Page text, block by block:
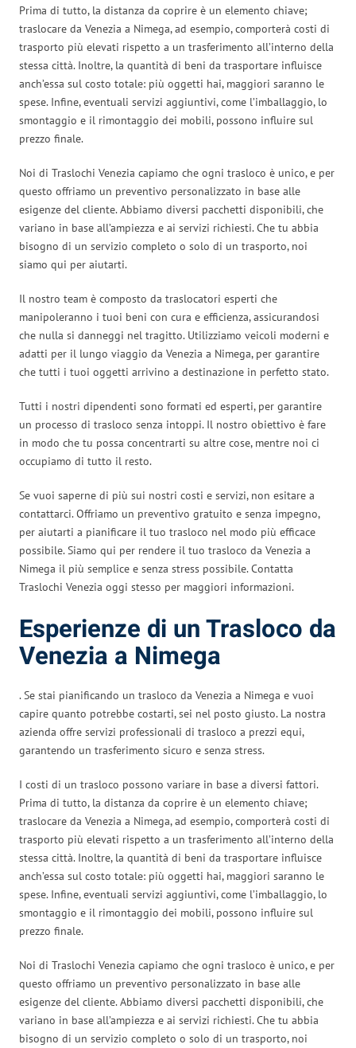
Prima di tutto, la distanza da coprire è un elemento chiave;
traslocare da Venezia a Nimega, ad esempio, comporterà costi di
trasporto più elevati rispetto a un trasferimento all’interno della
stessa città. Inoltre, la quantità di beni da trasportare influisce
anch’essa sul costo totale: più oggetti hai, maggiori saranno le
spese. Infine, eventuali servizi aggiuntivi, come l’imballaggio, lo
smontaggio e il rimontaggio dei mobili, possono influire sul
prezzo finale.
Noi di Traslochi Venezia capiamo che ogni trasloco è unico, e per
questo offriamo un preventivo personalizzato in base alle
esigenze del cliente. Abbiamo diversi pacchetti disponibili, che
variano in base all’ampiezza e ai servizi richiesti. Che tu abbia
bisogno di un servizio completo o solo di un trasporto, noi
siamo qui per aiutarti.
Il nostro team è composto da traslocatori esperti che
manipoleranno i tuoi beni con cura e efficienza, assicurandosi
che nulla si danneggi nel tragitto. Utilizziamo veicoli moderni e
adatti per il lungo viaggio da Venezia a Nimega, per garantire
che tutti i tuoi oggetti arrivino a destinazione in perfetto stato.
Tutti i nostri dipendenti sono formati ed esperti, per garantire
un processo di trasloco senza intoppi. Il nostro obiettivo è fare
in modo che tu possa concentrarti su altre cose, mentre noi ci
occupiamo di tutto il resto.
Se vuoi saperne di più sui nostri costi e servizi, non esitare a
contattarci. Offriamo un preventivo gratuito e senza impegno,
per aiutarti a pianificare il tuo trasloco nel modo più efficace
possibile. Siamo qui per rendere il tuo trasloco da Venezia a
Nimega il più semplice e senza stress possibile. Contatta
Traslochi Venezia oggi stesso per maggiori informazioni.
Esperienze di un Trasloco da
Venezia a Nimega
. Se stai pianificando un trasloco da Venezia a Nimega e vuoi
capire quanto potrebbe costarti, sei nel posto giusto. La nostra
azienda offre servizi professionali di trasloco a prezzi equi,
garantendo un trasferimento sicuro e senza stress.
I costi di un trasloco possono variare in base a diversi fattori.
Prima di tutto, la distanza da coprire è un elemento chiave;
traslocare da Venezia a Nimega, ad esempio, comporterà costi di
trasporto più elevati rispetto a un trasferimento all’interno della
stessa città. Inoltre, la quantità di beni da trasportare influisce
anch’essa sul costo totale: più oggetti hai, maggiori saranno le
spese. Infine, eventuali servizi aggiuntivi, come l’imballaggio, lo
smontaggio e il rimontaggio dei mobili, possono influire sul
prezzo finale.
Noi di Traslochi Venezia capiamo che ogni trasloco è unico, e per
questo offriamo un preventivo personalizzato in base alle
esigenze del cliente. Abbiamo diversi pacchetti disponibili, che
variano in base all’ampiezza e ai servizi richiesti. Che tu abbia
bisogno di un servizio completo o solo di un trasporto, noi